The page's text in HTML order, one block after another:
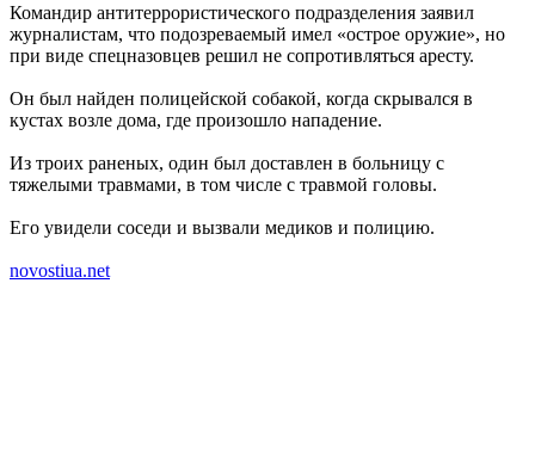
Командир антитеррористического подразделения заявил
журналистам, что подозреваемый имел «острое оружие», но
при виде спецназовцев решил не сопротивляться аресту.
Он был найден полицейской собакой, когда скрывался в
кустах возле дома, где произошло нападение.
Из троих раненых, один был доставлен в больницу с
тяжелыми травмами, в том числе с травмой головы.
Его увидели соседи и вызвали медиков и полицию.
novostiua.net